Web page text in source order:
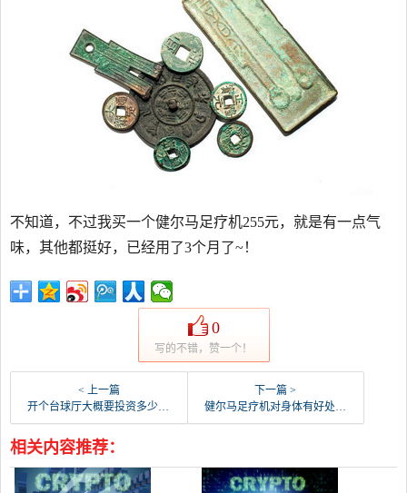
不知道，不过我买一个健尔马足疗机255元，就是有一点气
味，其他都挺好，已经用了3个月了~！
0
写的不错，赞一个！
< 上一篇
开个台球厅大概要投资多少钱？
下一篇 >
健尔马足疗机对身体有好处吗？到底咋样啊？
相关内容推荐：